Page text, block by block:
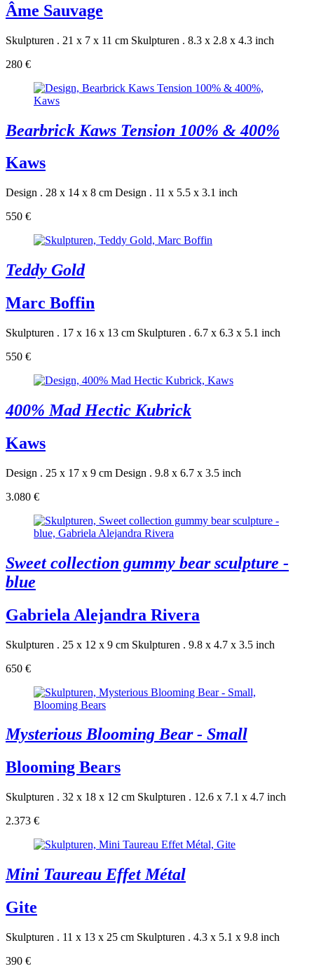
Âme Sauvage
Skulpturen . 21 x 7 x 11 cm Skulpturen . 8.3 x 2.8 x 4.3 inch
280 €
Bearbrick Kaws Tension 100% & 400%
Kaws
Design . 28 x 14 x 8 cm Design . 11 x 5.5 x 3.1 inch
550 €
Teddy Gold
Marc Boffin
Skulpturen . 17 x 16 x 13 cm Skulpturen . 6.7 x 6.3 x 5.1 inch
550 €
400% Mad Hectic Kubrick
Kaws
Design . 25 x 17 x 9 cm Design . 9.8 x 6.7 x 3.5 inch
3.080 €
Sweet collection gummy bear sculpture -
blue
Gabriela Alejandra Rivera
Skulpturen . 25 x 12 x 9 cm Skulpturen . 9.8 x 4.7 x 3.5 inch
650 €
Mysterious Blooming Bear - Small
Blooming Bears
Skulpturen . 32 x 18 x 12 cm Skulpturen . 12.6 x 7.1 x 4.7 inch
2.373 €
Mini Taureau Effet Métal
Gite
Skulpturen . 11 x 13 x 25 cm Skulpturen . 4.3 x 5.1 x 9.8 inch
390 €